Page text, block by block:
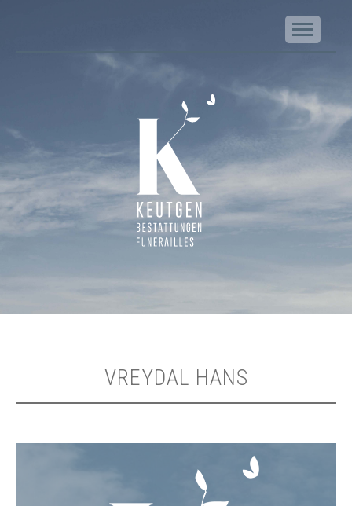
Keutgen | Bestattungen - Funérailles
VREYDAL HANS